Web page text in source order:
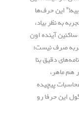
این حرف‌ها
به نظر بیاد،
آینده اون
صرف نیست؛
دقیق بنا
هم ماهر،
پیچیده
این حرفا رو